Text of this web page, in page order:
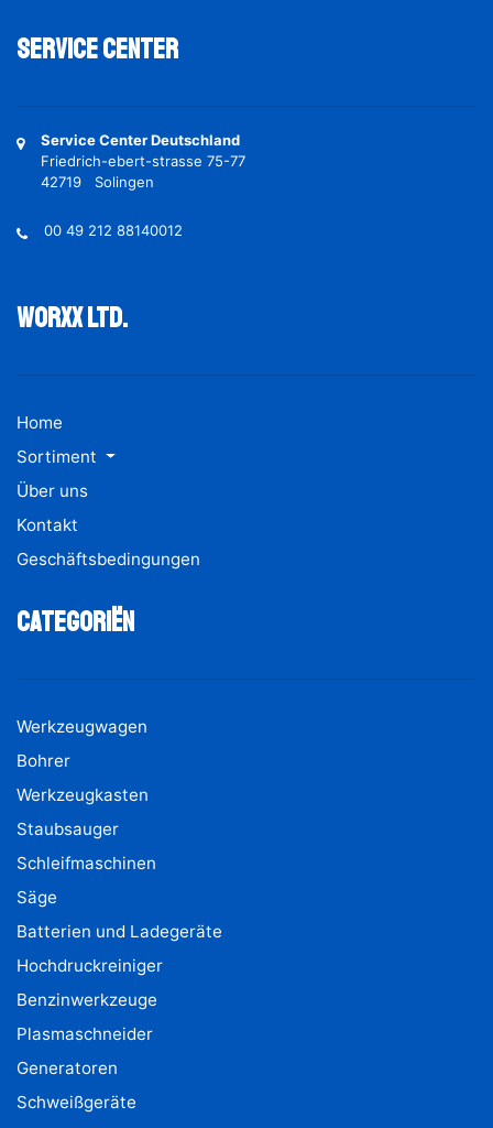
Service Center
Service Center Deutschland
Friedrich-ebert-strasse 75-77
42719 Solingen
00 49 212 88140012
Worxx ltd.
Home
Sortiment
Über uns
Kontakt
Geschäftsbedingungen
Categoriën
Werkzeugwagen
Bohrer
Werkzeugkasten
Staubsauger
Schleifmaschinen
Säge
Batterien und Ladegeräte
Hochdruckreiniger
Benzinwerkzeuge
Plasmaschneider
Generatoren
Schweißgeräte